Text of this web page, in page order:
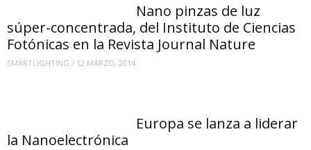
Nano pinzas de luz
súper-concentrada, del Instituto de Ciencias
Fotónicas en la Revista Journal Nature
SMARTLIGHTING / 12 MARZO, 2014
Europa se lanza a liderar
la Nanoelectrónica